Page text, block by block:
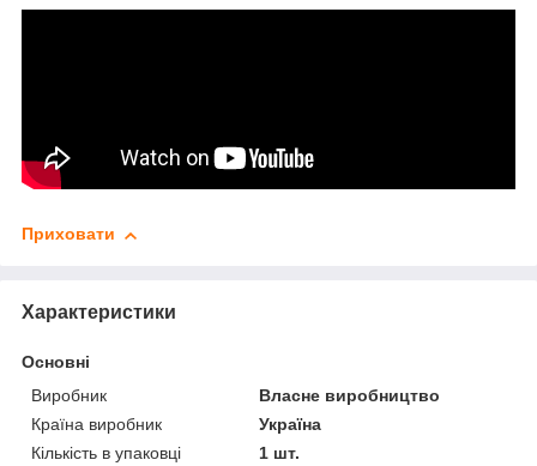
Приховати
Характеристики
Основні
Виробник
Власне виробництво
Країна виробник
Україна
Кількість в упаковці
1 шт.